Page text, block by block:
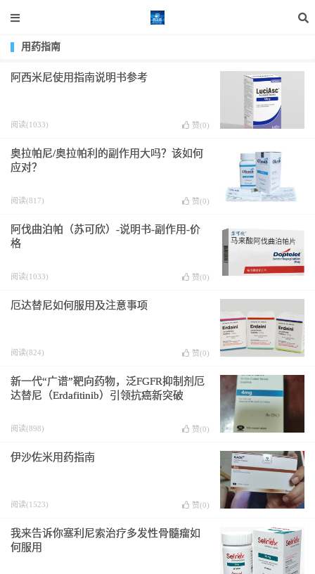
用药指南
阿西米尼使用指南说明书参考
阅读(1033) 赞(0)
奥拉帕尼/奥拉帕利的副作用大吗？该如何
应对？
阅读(817) 赞(0)
阿伐曲泊帕（苏可欣）-说明书-副作用-价
格
阅读(1033) 赞(0)
厄达替尼如何服用及注意事项
阅读(824) 赞(0)
新一代“广谱”靶向药物，泛FGFR抑制剂厄
达替尼（Erdafitinib）引领抗癌新突破
阅读(898) 赞(0)
伊沙佐米用药指南
阅读(1523) 赞(0)
我来告诉你塞利尼索治疗多发性骨髓瘤如
何服用